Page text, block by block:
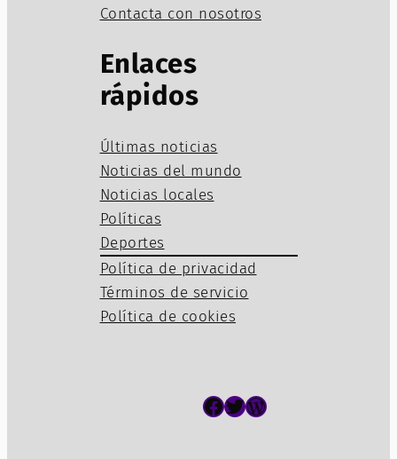
Contacta con nosotros
Enlaces
rápidos
Últimas noticias
Noticias del mundo
Noticias locales
Políticas
Deportes
Política de privacidad
Términos de servicio
Política de cookies
Facebook Twitter WordPress